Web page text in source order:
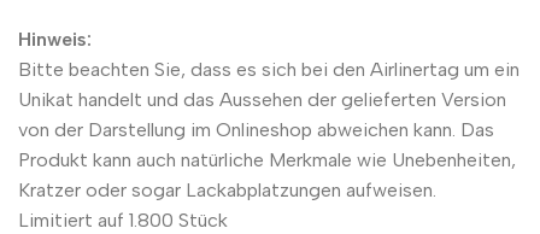
Hinweis:
Bitte beachten Sie, dass es sich bei den Airlinertag um ein
Unikat handelt und das Aussehen der gelieferten Version
von der Darstellung im Onlineshop abweichen kann. Das
Produkt kann auch natürliche Merkmale wie Unebenheiten,
Kratzer oder sogar Lackabplatzungen aufweisen.
Limitiert auf 1.800 Stück